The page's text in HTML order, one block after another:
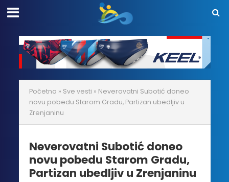
Početna » Sve vesti » Neverovatni Subotić doneo
novu pobedu Starom Gradu, Partizan ubedljiv u
Zrenjaninu
Neverovatni Subotić doneo
novu pobedu Starom Gradu,
Partizan ubedljiv u Zrenjaninu